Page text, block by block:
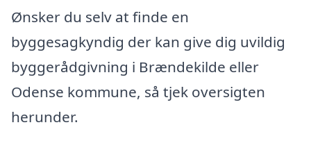
Ønsker du selv at finde en
byggesagkyndig der kan give dig uvildig
byggerådgivning i Brændekilde eller
Odense kommune, så tjek oversigten
herunder.